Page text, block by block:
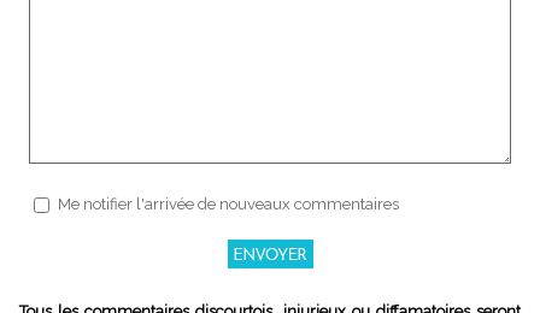
Me notifier l'arrivée de nouveaux commentaires